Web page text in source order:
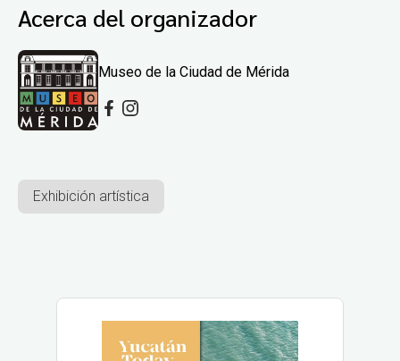
Acerca del organizador
Museo de la Ciudad de Mérida
Exhibición artística